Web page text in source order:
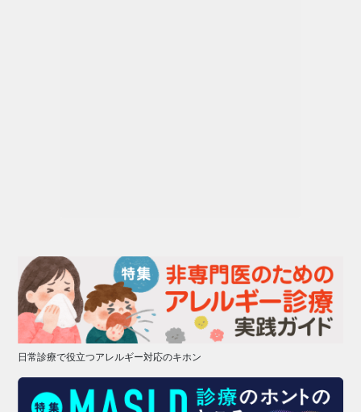
日常診療で役立つアレルギー対応のキホン